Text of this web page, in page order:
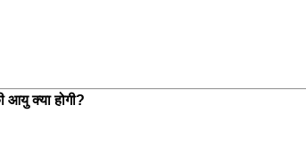
आयु क्या होगी?